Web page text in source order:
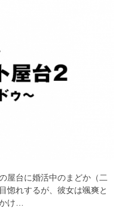
屋台に婚活中のまどか（二
惚れするが、彼女は颯爽と
け…